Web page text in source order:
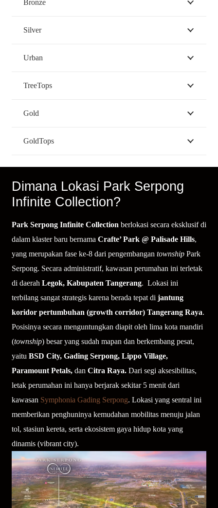
Bronze
Silver
Urban
TreeTops
Gold
GoldTops
Dimana Lokasi Park Serpong
Infinite Collection?
Park Serpong Infinite Collection berlokasi secara eksklusif di
dalam klaster baru bernama Crafte’ Park @ Palisade Hills,
yang merupakan fase ke-8 dari pengembangan township Park
Serpong. Secara administratif, kawasan perumahan ini terletak
di daerah Legok, Kabupaten Tangerang. Lokasi ini
terbilang sangat strategis karena berada tepat di jantung
koridor pertumbuhan (growth corridor) Tangerang Raya.
Posisinya secara menguntungkan diapit oleh lima kota mandiri
(township) besar yang sudah mapan dan berkembang pesat,
yaitu BSD City, Gading Serpong, Lippo Village,
Paramount Petals, dan Citra Raya. Dari segi aksesibilitas,
letak perumahan ini hanya berjarak sekitar 5 menit dari
kawasan Symphonia Gading Serpong. Lokasi yang sentral ini
memberikan penghuninya kemudahan mobilitas menuju jalan
tol, stasiun kereta, serta ekosistem gaya hidup kota yang
dinamis (vibrant city).